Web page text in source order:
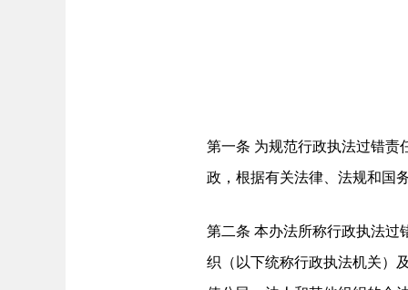
第一条 为规范行政执法过错责
政，根据有关法律、法规和国
第二条 本办法所称行政执法过
织（以下统称行政执法机关）